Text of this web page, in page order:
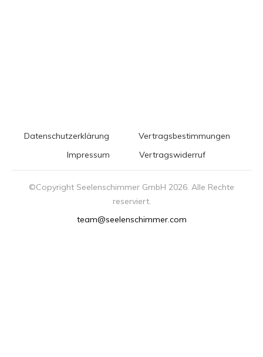
Datenschutzerklärung
Vertragsbestimmungen
Impressum
Vertragswiderruf
©Copyright Seelenschimmer GmbH 2026. Alle Rechte
reserviert.
team@seelenschimmer.com